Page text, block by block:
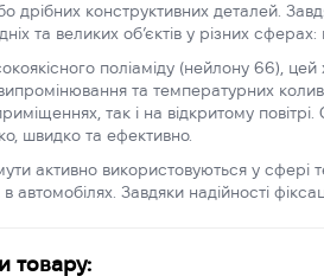
дрібних конструктивних деталей.
та великих об’єктів у різних
поліаміду (нейлону 66),
та температурних
так і на відкритому
швидко та ефективно.
активно використовуються у сфері
в автомобілях. Завдяки надійності
товару: